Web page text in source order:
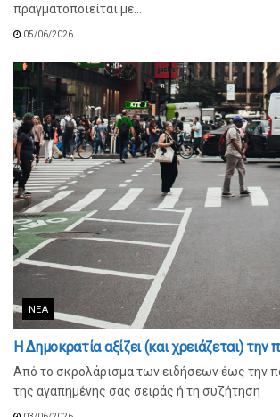
πραγματοποιείται με...
05/06/2026
ΝΈΑ
Η Δημοκρατία αξίζει (και χρειάζεται) την
Από το σκρολάρισμα των ειδήσεων έως την
της αγαπημένης σας σειράς ή τη συζήτηση